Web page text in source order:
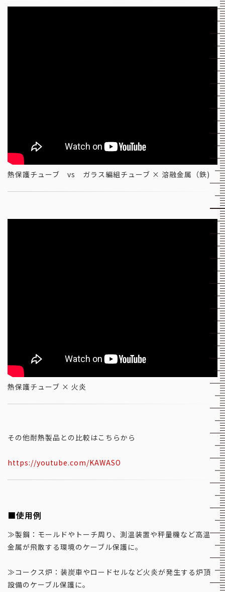
熱保護チューブ vs ガラス編組チューブ × 溶融金属（鉄)
熱保護チューブ × 火炎
その他耐熱製品との比較はこちらから
https://youtube.com/KAWASO
■使用例
≫製鋼：モールドやトーチ周り、測温装置や秤量機など高温
金属が飛散する環境のケーブル保護に。
≫コークス炉：装炭車やロードセルなど火炎が発生する炉頂
設備のケーブル保護に。